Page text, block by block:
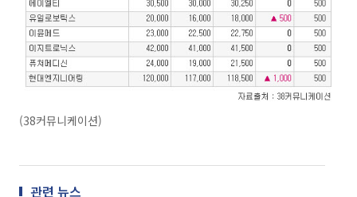
(38커뮤니케이션)
관련 뉴스